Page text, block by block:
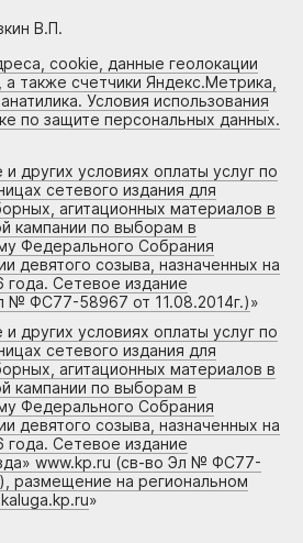
В.П.
cookie, данные геолокации
а также счетчики Яндекс.Метрика,
Условия использования
по защите персональных данных.
других условиях оплаты услуг по
сетевого издания для
агитационных материалов в
кампании по выборам в
Федерального Собрания
девятого созыва, назначенных на
года. Сетевое издание
№ ФС77-58967 от 11.08.2014г.)»
других условиях оплаты услуг по
сетевого издания для
агитационных материалов в
кампании по выборам в
Федерального Собрания
девятого созыва, назначенных на
года. Сетевое издание
www.kp.ru (св-во Эл № ФС77-
размещение на региональном
»